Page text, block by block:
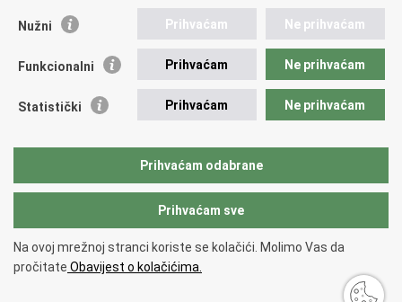
EMN Nacionalna kontaktna točka za Republiku Hrvatsku
Policijska akademija
Zaklada policijske solidarnosti
Udruge
Copyright © 2026 Ministarstvo unutarnjih poslova Republike Hrvatske.
Uvjeti korištenja.Izjava o pristupačnosti
Nužni Prihvaćam Ne prihvaćam
Funkcionalni Prihvaćam Ne prihvaćam
Statistički Prihvaćam Ne prihvaćam
Prihvaćam odabrane
Prihvaćam sve
Na ovoj mrežnoj stranci koriste se kolačići. Molimo Vas da
pročitate Obavijest o kolačićima.